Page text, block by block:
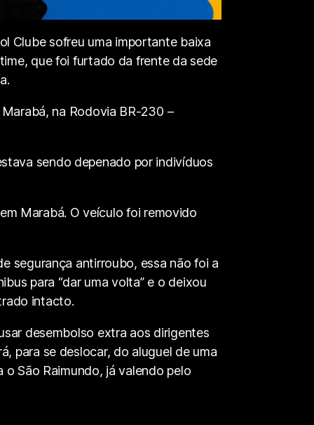
Clube sofreu uma importante baixa
que foi furtado da frente da sede
na Rodovia BR-230 –
sendo depenado por indivíduos
Marabá. O veículo foi removido
segurança antirroubo, essa não foi a
para “dar uma volta” e o deixou
intacto.
desembolso extra aos dirigentes
para se deslocar, do aluguel de uma
São Raimundo, já valendo pelo